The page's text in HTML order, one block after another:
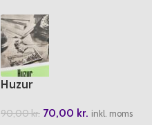
Huzur
90,00kr. 70,00 kr. inkl. moms